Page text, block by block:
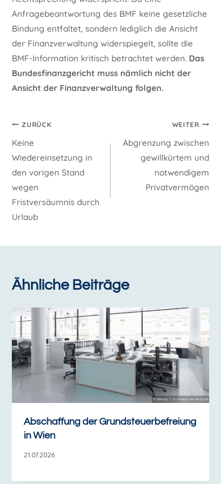
Anfragebeantwortung des BMF keine gesetzliche
Bindung entfaltet, sondern lediglich die Ansicht
der Finanzverwaltung widerspiegelt, sollte die
BMF-Information kritisch betrachtet werden. Das
Bundesfinanzgericht muss nämlich nicht der
Ansicht der Finanzverwaltung folgen.
Beitragsnavigation
ZURÜCK
Keine
Wiedereinsetzung in
den vorigen Stand
wegen
Fristversäumnis durch
Urlaub
WEITER
Abgrenzung zwischen
gewillkürtem und
notwendigem
Privatvermögen
Ähnliche Beiträge
Abschaffung der Grundsteuerbefreiung
in Wien
21.07.2026